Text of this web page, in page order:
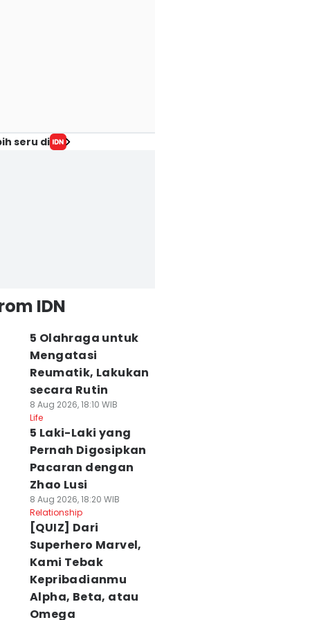
seru di
IDN
5 Olahraga untuk
Mengatasi
Reumatik, Lakukan
secara Rutin
8 Aug 2026, 18:10 WIB
Life
5 Laki-Laki yang
Pernah Digosipkan
Pacaran dengan
Zhao Lusi
8 Aug 2026, 18:20 WIB
Relationship
[QUIZ] Dari
Superhero Marvel,
Kami Tebak
Kepribadianmu
Alpha, Beta, atau
Omega